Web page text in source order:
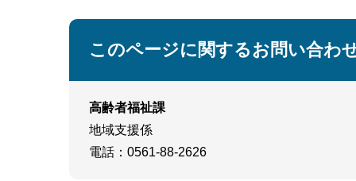
このページに関するお問い合わ
高齢者福祉課
地域支援係
電話 ：0561-88-2626